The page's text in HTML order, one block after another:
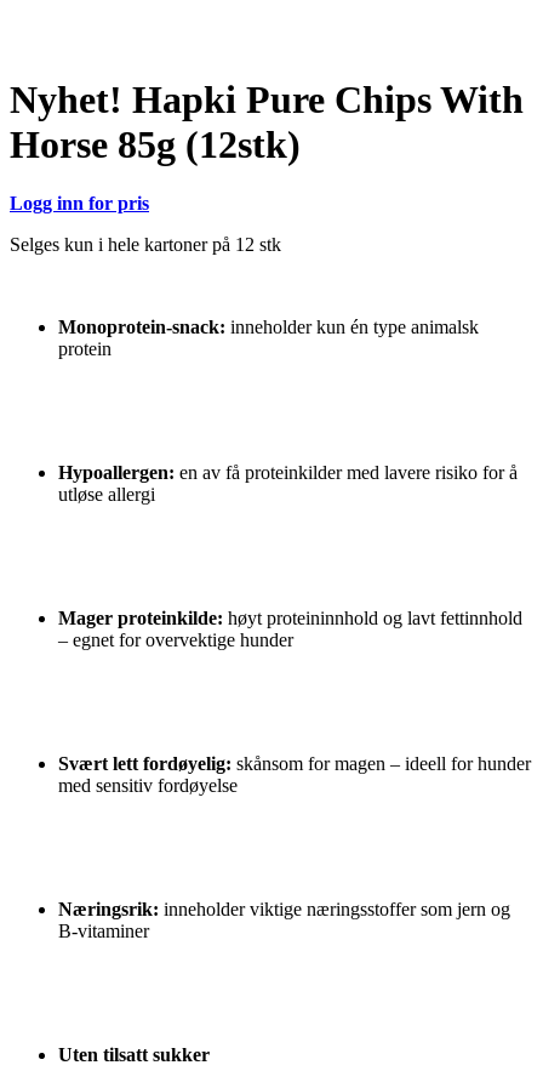
Nyhet! Hapki Pure Chips With
Horse 85g (12stk)
Logg inn for pris
Selges kun i hele kartoner på 12 stk
Monoprotein-snack: inneholder kun én type animalsk
protein
Hypoallergen: en av få proteinkilder med lavere risiko for å
utløse allergi
Mager proteinkilde: høyt proteininnhold og lavt fettinnhold
– egnet for overvektige hunder
Svært lett fordøyelig: skånsom for magen – ideell for hunder
med sensitiv fordøyelse
Næringsrik: inneholder viktige næringsstoffer som jern og
B-vitaminer
Uten tilsatt sukker